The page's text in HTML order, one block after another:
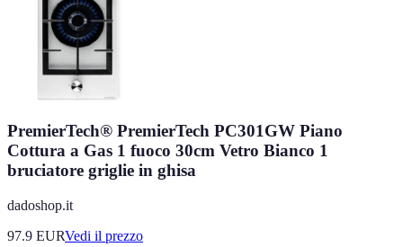
PremierTech® PremierTech PC301GW Piano
Cottura a Gas 1 fuoco 30cm Vetro Bianco 1
bruciatore griglie in ghisa
dadoshop.it
97.9 EURVedi il prezzo